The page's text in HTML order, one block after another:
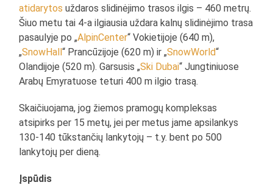
atidarytos uždaros slidinėjimo trasos ilgis – 460 metrų.
Šiuo metu tai 4-a ilgiausia uždara kalnų slidinėjimo trasa
pasaulyje po „AlpinCenter“ Vokietijoje (640 m),
„SnowHall“ Prancūzijoje (620 m) ir „SnowWorld“
Olandijoje (520 m). Garsusis „Ski Dubai“ Jungtiniuose
Arabų Emyratuose teturi 400 m ilgio trasą.
Skaičiuojama, jog žiemos pramogų kompleksas
atsipirks per 15 metų, jei per metus jame apsilankys
130-140 tūkstančių lankytojų – t.y. bent po 500
lankytojų per dieną.
Įspūdis